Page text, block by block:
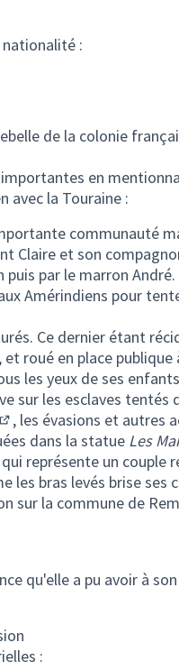
nationalité :
de la colonie
importantes en
avec la Touraine :
communauté
Claire et son
par le marron
Amérindiens pour
Ce dernier étant
externe)
, et roué en place publique
les yeux de ses enfants
sur les esclaves tentés
(Lien externe)
, les évasions et autres
dans la statue Les
représente un couple
les bras levés brise ses
sur la commune de
qu'elle a pu avoir à
: